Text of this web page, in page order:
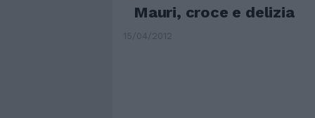
Mauri, croce e delizia
15/04/2012